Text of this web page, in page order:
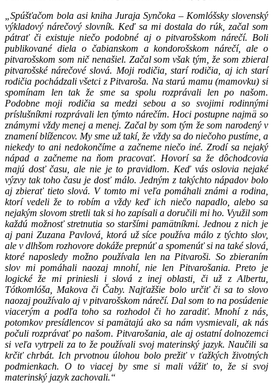
„Spúšťačom bola asi kniha Juraja Synčoka – Komlóšsky slovenský
výkladový nárečový slovník. Keď sa mi dostala do rúk, začal som
pátrať či existuje niečo podobné aj o pitvarošskom nárečí. Boli
publikované diela o čabianskom a kondorošskom nárečí, ale o
pitvarošskom som nič nenašiel. Začal som však tým, že som zbieral
pitvarošské nárečové slová. Moji rodičia, starí rodičia, aj ich starí
rodičia pochádzali všetci z Pitvaroša. Na starú mamu (mamovku) si
spomínam len tak že sme sa spolu rozprávali len po našom.
Podobne moji rodičia sa medzi sebou a so svojimi rodinnými
príslušníkmi rozprávali len týmto nárečím. Hoci postupne najmä so
známymi vždy menej a menej. Začal by som tým že som narodený v
znamení blížencov. My sme už takí, že vždy sa do niečoho pustíme, a
niekedy to ani nedokončíme a začneme niečo iné. Zrodí sa nejaký
nápad a začneme na ňom pracovať. Hovorí sa že dôchodcovia
majú dosť času, ale nie je to pravidlom. Keď vás oslovia nejaké
výzvy tak toho času je dosť málo. Jedným z takýchto nápadov bolo
aj zbierať tieto slová. V tomto mi veľa pomáhali známi a rodina,
ktorí vedeli že to robím a vždy keď ich niečo napadlo, alebo sa
nejakým slovom stretli tak si ho zapísali a doručili mi ho. Využil som
každú možnosť stretnutia so staršími pamätníkmi. Jednou z nich je
aj pani Zuzana Pavlová, ktorá už síce používa málo z týchto slov,
ale v dlhšom rozhovore dokáže prepnúť a spomenúť si na také slová,
ktoré naposledy možno používala len na Pitvaroši. So zbieraním
slov mi pomáhali naozaj mnohí, nie len Pitvarošania. Preto je
logické že mi priniesli i slová z inej oblasti, či už z Albertu,
Tótkomlóša, Makova či Čaby. Najťažšie bolo určiť či sa to slovo
naozaj používalo aj v pitvarošskom nárečí. Dal som to na posúdenie
viacerým a podľa toho sa rozhodol či ho zaradiť. Mnohí z nás,
potomkov presídlencov si pamätajú ako sa nám vysmievali, ak nás
počuli rozprávať po našom. Pitvarošania, ale aj ostatní dolnozemci
si veľa vytrpeli za to že používali svoj materinský jazyk. Naučili sa
krčiť chrbát. Ich prvotnou úlohou bolo prežiť v ťažkých životných
podmienkach. O to viacej by sme si mali vážiť to, že si svoj
materinský jazyk zachovali.“